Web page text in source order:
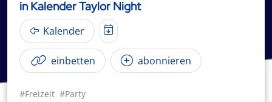
in Kalender Taylor Night
Kalender
einbetten abonnieren
#Freizeit #Party